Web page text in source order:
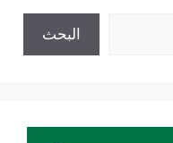
البحث